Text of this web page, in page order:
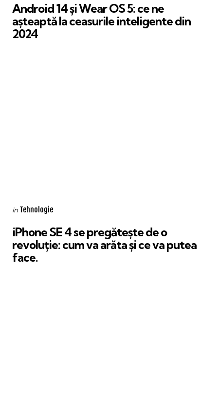
Android 14 și Wear OS 5: ce ne
așteaptă la ceasurile inteligente din
2024
Categories
Posted
in Tehnologie
iPhone SE 4 se pregătește de o
revoluție: cum va arăta și ce va putea
face.